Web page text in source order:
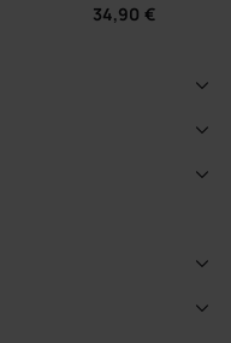
34,90 €